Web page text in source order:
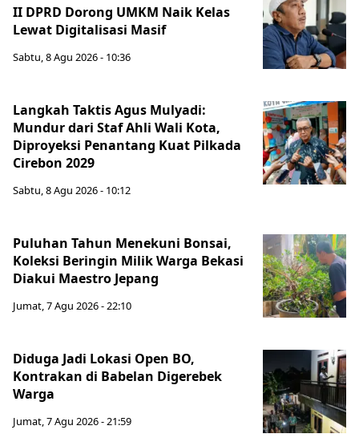
II DPRD Dorong UMKM Naik Kelas
Lewat Digitalisasi Masif
Sabtu, 8 Agu 2026 - 10:36
Langkah Taktis Agus Mulyadi:
Mundur dari Staf Ahli Wali Kota,
Diproyeksi Penantang Kuat Pilkada
Cirebon 2029
Sabtu, 8 Agu 2026 - 10:12
Puluhan Tahun Menekuni Bonsai,
Koleksi Beringin Milik Warga Bekasi
Diakui Maestro Jepang
Jumat, 7 Agu 2026 - 22:10
Diduga Jadi Lokasi Open BO,
Kontrakan di Babelan Digerebek
Warga
Jumat, 7 Agu 2026 - 21:59